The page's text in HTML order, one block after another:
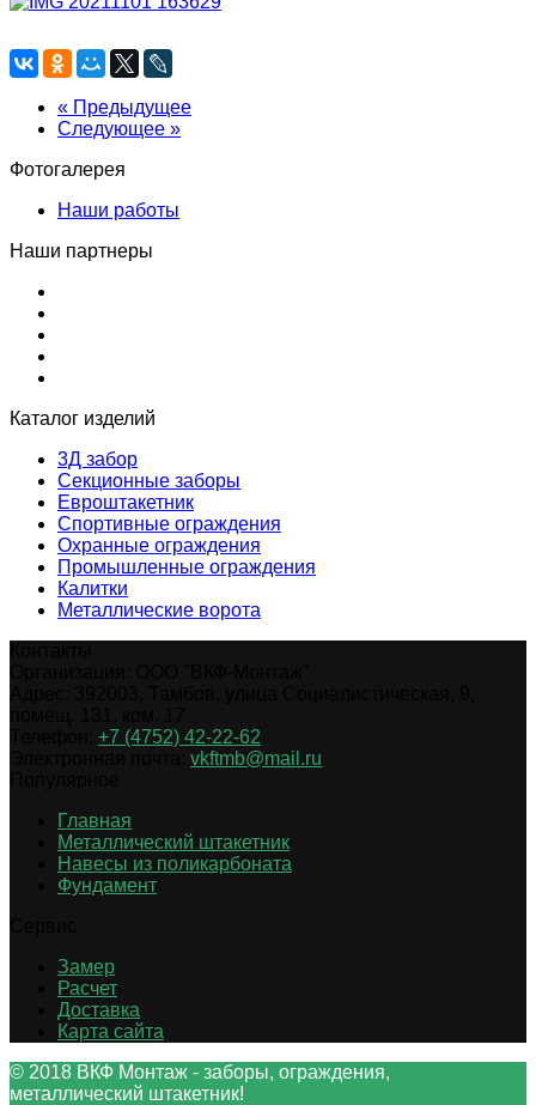
« Предыдущее
Следующее »
Фотогалерея
Наши работы
Наши партнеры
Каталог изделий
3Д забор
Секционные заборы
Евроштакетник
Спортивные ограждения
Охранные ограждения
Промышленные ограждения
Калитки
Металлические ворота
+7 (4752) 42-22-62
vkftmb@mail.ru
Главная
Металлический штакетник
Навесы из поликарбоната
Фундамент
Замер
Расчет
Доставка
Карта сайта
© 2018 ВКФ Монтаж - заборы, ограждения,
металлический штакетник!